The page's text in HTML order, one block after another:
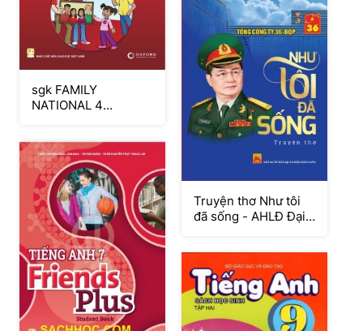
sgk FAMILY
NATIONAL 4
Truyện thơ Như tôi
đã sống - AHLĐ Đại